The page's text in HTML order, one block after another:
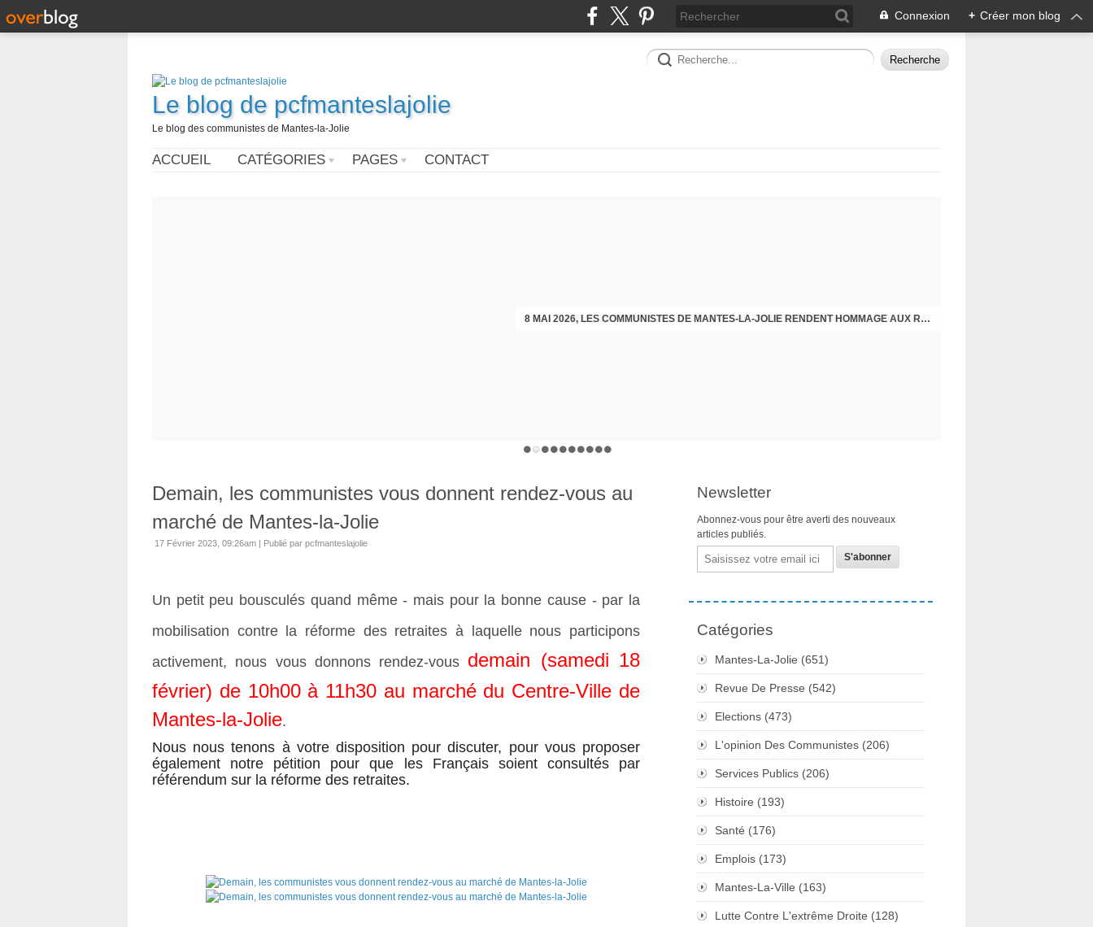
Connexion + Créer mon blog
Le blog de pcfmanteslajolie
Le blog des communistes de Mantes-la-Jolie
ACCUEIL CATÉGORIES PAGES CONTACT
8 MAI 2026, LES COMMUNISTES DE MANTES-LA-JOLIE RENDENT HOMMAGE AUX RÉSISTANTS.
VOEUX DES COMMUNISTES DIMANCHE DERNIER. COMPRENDRE POUR AGIR
Demain, les communistes vous donnent rendez-vous au
marché de Mantes-la-Jolie
17 Février 2023, 09:26am | Publié par pcfmanteslajolie
Un petit peu bousculés quand même - mais pour la bonne cause - par la
mobilisation contre la réforme des retraites à laquelle nous participons
activement, nous vous donnons rendez-vous demain (samedi 18
février) de 10h00 à 11h30 au marché du Centre-Ville de
Mantes-la-Jolie.
Nous nous tenons à votre disposition pour discuter, pour vous proposer
également notre pétition pour que les Français soient consultés par
référendum sur la réforme des retraites.
Newsletter
Abonnez-vous pour être averti des nouveaux
articles publiés.
Email
Catégories
Mantes-La-Jolie (651)
Revue De Presse (542)
Elections (473)
L'opinion Des Communistes (206)
Services Publics (206)
Histoire (193)
Santé (176)
Emplois (173)
Mantes-La-Ville (163)
Lutte Contre L'extrême Droite (128)